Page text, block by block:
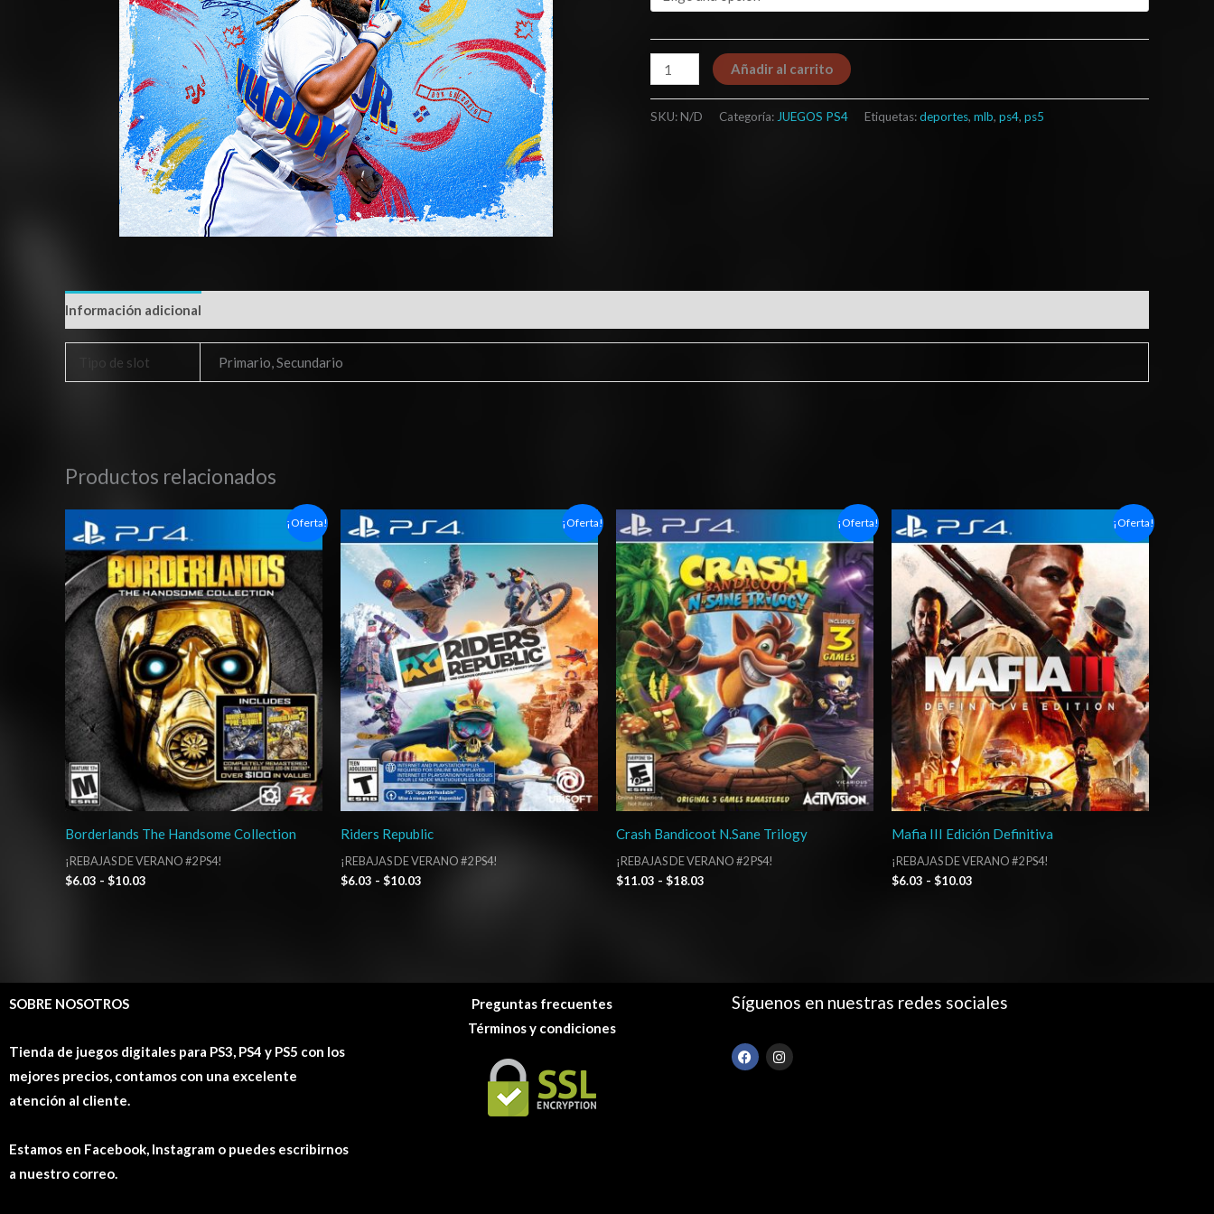
Añadir al carrito
SKU:N/D Categoría: JUEGOS PS4 Etiquetas:deportes, mlb, ps4, ps5
Información adicional
Tipo de slot Primario, Secundario
Productos relacionados
¡Oferta!
Borderlands The Handsome Collection
¡REBAJAS DE VERANO #2 PS4!
$6.03 - $10.03
de
precios:
desde
$6.03
hasta
$10.03
¡Oferta!
Riders Republic
¡REBAJAS DE VERANO #2 PS4!
$6.03 - $10.03
de
precios:
desde
$6.03
hasta
$10.03
¡Oferta!
Crash Bandicoot N.Sane Trilogy
¡REBAJAS DE VERANO #2 PS4!
$11.03 - $18.03
Rango
de
precios:
desde
$11.03
hasta
$18.03
¡Oferta!
Mafia III Edición Definitiva
¡REBAJAS DE VERANO #2 PS4!
$6.03 - $10.03
Rango
de
precios:
desde
$6.03
hasta
$10.03
SOBRE NOSOTROS
Tienda de juegos digitales para PS3, PS4 y PS5 con los
mejores precios, contamos con una excelente
atención al cliente.
Estamos en Facebook, Instagram o puedes escribirnos
a nuestro correo.
Preguntas frecuentes
Términos y condiciones
Síguenos en nuestras redes sociales
F
a
I
n